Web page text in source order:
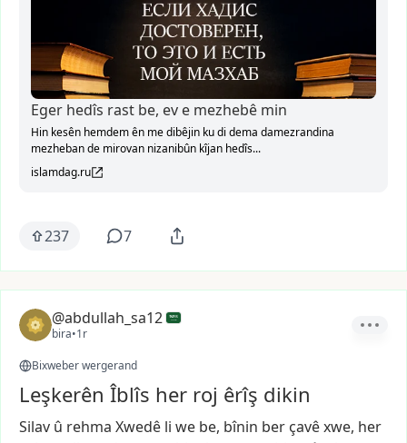
Eger hedîs rast be, ev e mezhebê min
Hin kesên hemdem ên me dibêjin ku di dema damezrandina
mezheban de mirovan nizanibûn kîjan hedîs...
islamdag.ru
237 7
@abdullah_sa12
bira•1r
Bixweber wergerand
Leşkerên Îblîs her roj êrîş dikin
Silav û rehma Xwedê li we be, bînin ber çavêxwe, her